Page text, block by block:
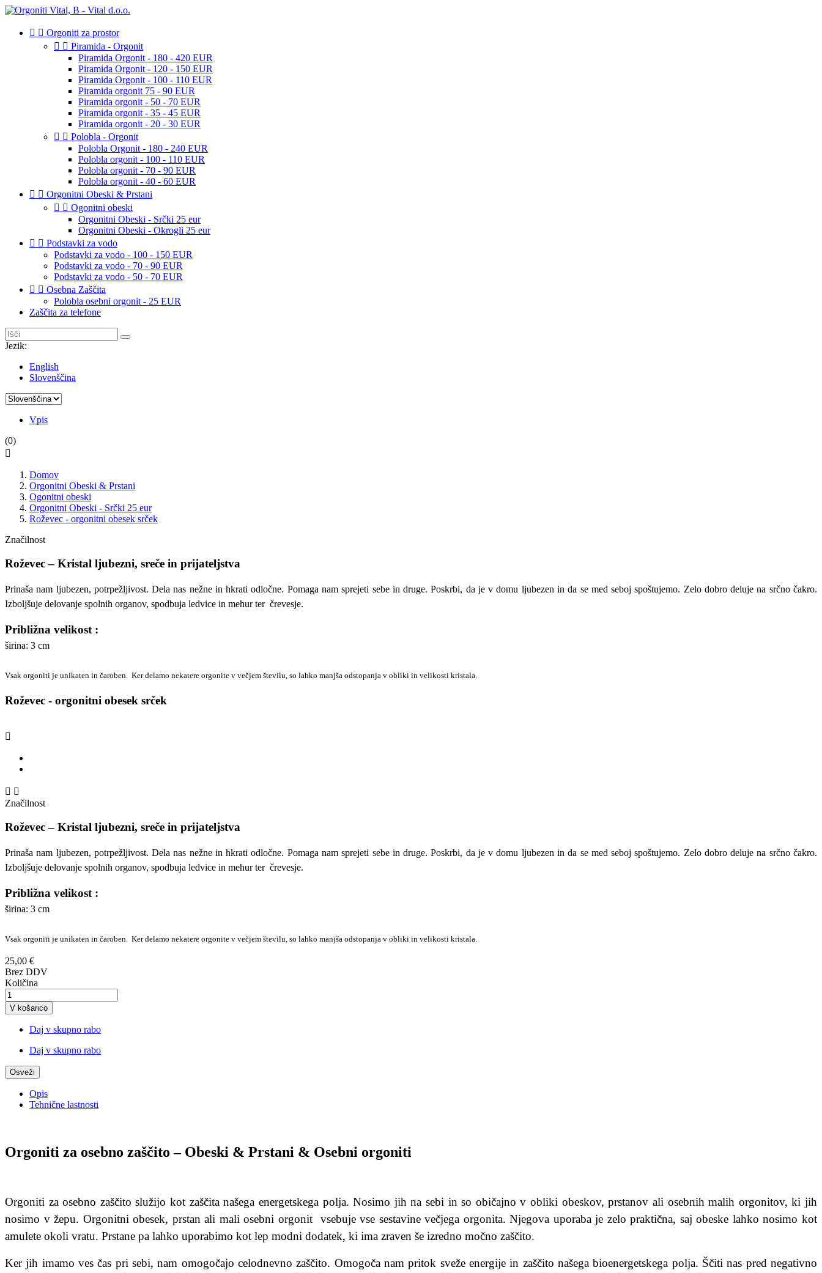
  Orgoniti za prostor
  Piramida - Orgonit
Piramida Orgonit - 180 - 420 EUR
Piramida Orgonit - 120 - 150 EUR
Piramida Orgonit - 100 - 110 EUR
Piramida orgonit 75 - 90 EUR
Piramida orgonit - 50 - 70 EUR
Piramida orgonit - 35 - 45 EUR
Piramida orgonit - 20 - 30 EUR
  Polobla - Orgonit
Polobla Orgonit - 180 - 240 EUR
Polobla orgonit - 100 - 110 EUR
Polobla orgonit - 70 - 90 EUR
Polobla orgonit - 40 - 60 EUR
  Orgonitni Obeski & Prstani
  Ogonitni obeski
Orgonitni Obeski - Srčki 25 eur
Orgonitni Obeski - Okrogli 25 eur
  Podstavki za vodo
Podstavki za vodo - 100 - 150 EUR
Podstavki za vodo - 70 - 90 EUR
Podstavki za vodo - 50 - 70 EUR
  Osebna Zaščita
Polobla osebni orgonit - 25 EUR
Zaščita za telefone
Jezik:
English
Slovenščina
Vpis
(0)

Domov
Orgonitni Obeski & Prstani
Ogonitni obeski
Orgonitni Obeski - Srčki 25 eur
Roževec - orgonitni obesek srček
Značilnost
Roževec – Kristal ljubezni, sreče in prijateljstva
Prinaša nam ljubezen, potrpežljivost. Dela nas nežne in hkrati odločne. Pomaga nam sprejeti sebe in druge. Poskrbi, da je v domu ljubezen in da se med seboj spoštujemo. Zelo dobro deluje na srčno čakro.
Izboljšuje delovanje spolnih organov, spodbuja ledvice in mehur ter črevesje.
Približna velikost :
širina: 3 cm
Vsak orgoniti je unikaten in čaroben. Ker delamo nekatere orgonite v večjem številu, so lahko manjša odstopanja v obliki in velikosti kristala.
Roževec - orgonitni obesek srček

 
Značilnost
Roževec – Kristal ljubezni, sreče in prijateljstva
Prinaša nam ljubezen, potrpežljivost. Dela nas nežne in hkrati odločne. Pomaga nam sprejeti sebe in druge. Poskrbi, da je v domu ljubezen in da se med seboj spoštujemo. Zelo dobro deluje na srčno čakro.
Izboljšuje delovanje spolnih organov, spodbuja ledvice in mehur ter črevesje.
Približna velikost :
širina: 3 cm
Vsak orgoniti je unikaten in čaroben. Ker delamo nekatere orgonite v večjem številu, so lahko manjša odstopanja v obliki in velikosti kristala.
25,00 €
Brez DDV
Količina
V košarico
Daj v skupno rabo
Daj v skupno rabo
Opis
Tehnične lastnosti
Orgoniti za osebno zaščito – Obeski & Prstani & Osebni orgoniti
Orgoniti za osebno zaščito služijo kot zaščita našega energetskega polja. Nosimo jih na sebi in so običajno v obliki obeskov, prstanov ali osebnih malih orgonitov, ki jih
nosimo v žepu. Orgonitni obesek, prstan ali mali osebni orgonit vsebuje vse sestavine večjega orgonita. Njegova uporaba je zelo praktična, saj obeske lahko nosimo kot
amulete okoli vratu. Prstane pa lahko uporabimo kot lep modni dodatek, ki ima zraven še izredno močno zaščito.
Ker jih imamo ves čas pri sebi, nam omogočajo celodnevno zaščito. Omogoča nam pritok sveže energije in zaščito našega bioenergetskega polja. Ščiti nas pred negativno